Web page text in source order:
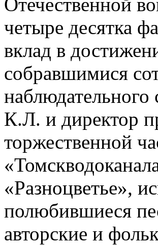
четыре десятка
вклад в
собравшимися
К.Л. и директор
торжественной
«Разноцветье»,
полюбившиеся
авторские и